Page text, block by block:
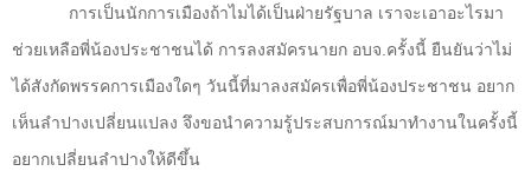
การเป็นนักการเมืองถ้าไมได้เป็นฝ่ายรัฐบาล เราจะเอาอะไรมา
ช่วยเหลือพี่น้องประชาชนได้ การลงสมัครนายก อบจ.ครั้งนี้ ยืนยันว่าไม่
ได้สังกัดพรรคการเมืองใดๆ วันนี้ที่มาลงสมัครเพื่อพี่น้องประชาชน อยาก
เห็นลำปางเปลี่ยนแปลง จึงขอนำความรู้ประสบการณ์มาทำงานในครั้งนี้
อยากเปลี่ยนลำปางให้ดีขึ้น